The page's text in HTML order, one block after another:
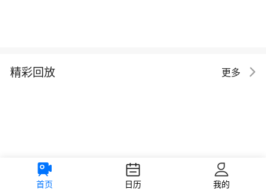
精彩回放 更多
首页 日历 我的